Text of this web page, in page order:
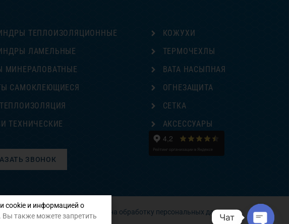
ТЕПЛОИЗОЛЯЦИОННЫЕ
ЛАМЕЛЬНЫЕ
МИНЕРАЛОВАТНЫЕ
САМОКЛЕЮЩИЕСЯ
ТЕХНИЧЕСКИЕ
ЗВОНОК
КОЖУХИ
ТЕРМОЧЕХЛЫ
ВАТА НАСЫПНАЯ
ОГНЕЗАЩИТА
СЕТКА
АКСЕССУАРЫ
Согласие на обработку персональных данных
Чат
cookie и информацией о
также можете запретить